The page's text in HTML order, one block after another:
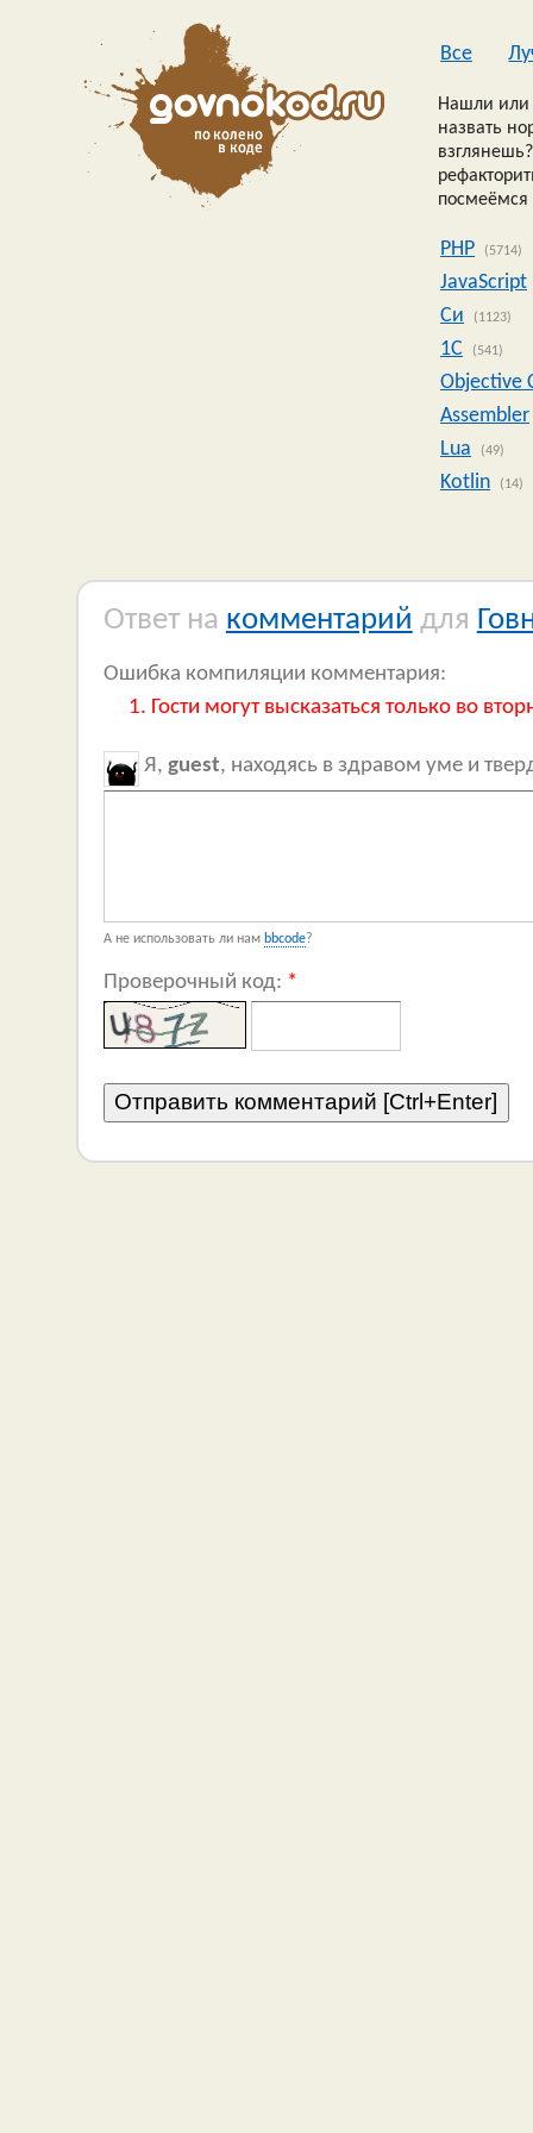
Все
Нашли или
назвать
посмеёмся
PHP (5714)
JavaScript
Си
(1123)
1C (541)
Objective
Assembler
Lua
(49)
Kotlin (14)
Ответ на комментарий для
Ошибка компиляции комментария:
Гости могут высказаться только во
Я, guest, находясь в здравом уме и
А не использовать ли нам bbcode?
Проверочный код: *